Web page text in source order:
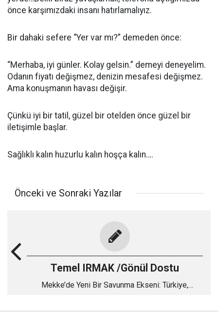
önce karşımızdaki insanı hatırlamalıyız.
Bir dahaki sefere “Yer var mı?” demeden önce:
“Merhaba, iyi günler. Kolay gelsin.” demeyi deneyelim.
Odanın fiyatı değişmez, denizin mesafesi değişmez.
Ama konuşmanın havası değişir.
Çünkü iyi bir tatil, güzel bir otelden önce güzel bir
iletişimle başlar.
Sağlıklı kalın huzurlu kalın hoşça kalın….
Önceki ve Sonraki Yazılar
Temel IRMAK /Gönül Dostu
Mekke’de Yeni Bir Savunma Ekseni: Türkiye,